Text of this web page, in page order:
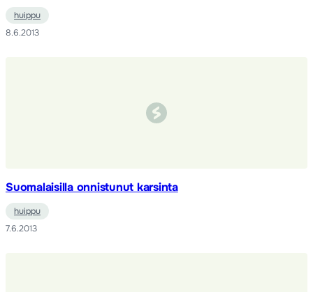
huippu
8.6.2013
Suomalaisilla onnistunut karsinta
huippu
7.6.2013